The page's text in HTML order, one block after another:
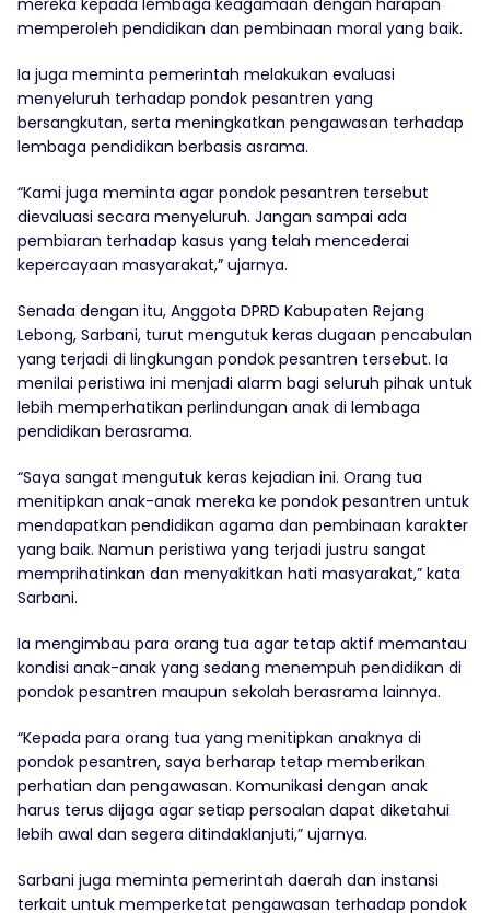
mereka kepada lembaga keagamaan dengan harapan
memperoleh pendidikan dan pembinaan moral yang baik.
Ia juga meminta pemerintah melakukan evaluasi
menyeluruh terhadap pondok pesantren yang
bersangkutan, serta meningkatkan pengawasan terhadap
lembaga pendidikan berbasis asrama.
“Kami juga meminta agar pondok pesantren tersebut
dievaluasi secara menyeluruh. Jangan sampai ada
pembiaran terhadap kasus yang telah mencederai
kepercayaan masyarakat,” ujarnya.
Senada dengan itu, Anggota DPRD Kabupaten Rejang
Lebong, Sarbani, turut mengutuk keras dugaan pencabulan
yang terjadi di lingkungan pondok pesantren tersebut. Ia
menilai peristiwa ini menjadi alarm bagi seluruh pihak untuk
lebih memperhatikan perlindungan anak di lembaga
pendidikan berasrama.
“Saya sangat mengutuk keras kejadian ini. Orang tua
menitipkan anak-anak mereka ke pondok pesantren untuk
mendapatkan pendidikan agama dan pembinaan karakter
yang baik. Namun peristiwa yang terjadi justru sangat
memprihatinkan dan menyakitkan hati masyarakat,” kata
Sarbani.
Ia mengimbau para orang tua agar tetap aktif memantau
kondisi anak-anak yang sedang menempuh pendidikan di
pondok pesantren maupun sekolah berasrama lainnya.
“Kepada para orang tua yang menitipkan anaknya di
pondok pesantren, saya berharap tetap memberikan
perhatian dan pengawasan. Komunikasi dengan anak
harus terus dijaga agar setiap persoalan dapat diketahui
lebih awal dan segera ditindaklanjuti,” ujarnya.
Sarbani juga meminta pemerintah daerah dan instansi
terkait untuk memperketat pengawasan terhadap pondok